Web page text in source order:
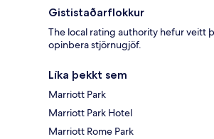
Gististaðarflokkur
The local rating authority hefur veitt
opinbera stjörnugjöf.
Líka þekkt sem
Marriott Park
Marriott Park Hotel
Marriott Rome Park